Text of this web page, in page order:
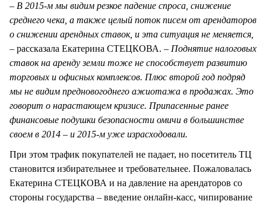
– В 2015-м мы видим резкое падение спроса, снижение
среднего чека, а также целый поток писем от арендаторов
о снижении арендных ставок, и эта ситуация не меняется,
– рассказала Екатерина СТЕЦКОВА. – Поднятие налоговых
ставок на аренду земли тоже не способствует развитию
торговых и офисных комплексов. Плюс второй год подряд
мы не видим предновогоднего ажиотажа в продажах. Это
говорит о нарастающем кризисе. Припасенные ранее
финансовые подушки безопасности омичи в большинстве
своем в 2014 – и 2015-м уже израсходовали.
При этом трафик покупателей не падает, но посетитель ТЦ
становится избирательнее и требовательнее. Пожаловалась
Екатерина СТЕЦКОВА и на давление на арендаторов со
стороны государства – введение онлайн-касс, чипирование